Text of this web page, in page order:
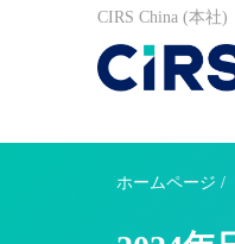
CIRS China (本社)
ホームページ /